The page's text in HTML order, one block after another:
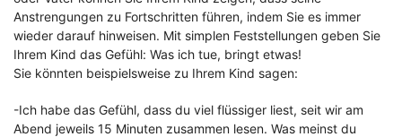
Anstrengungen zu Fortschritten führen, indem Sie es immer
wieder darauf hinweisen. Mit simplen Feststellungen geben Sie
Ihrem Kind das Gefühl: Was ich tue, bringt etwas!
Sie könnten beispielsweise zu Ihrem Kind sagen:
-Ich habe das Gefühl, dass du viel flüssiger liest, seit wir am
Abend jeweils 15 Minuten zusammen lesen. Was meinst du